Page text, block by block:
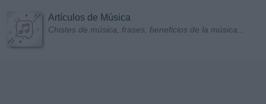
Artículos de Música
Chistes de música, frases, beneficios de la música...